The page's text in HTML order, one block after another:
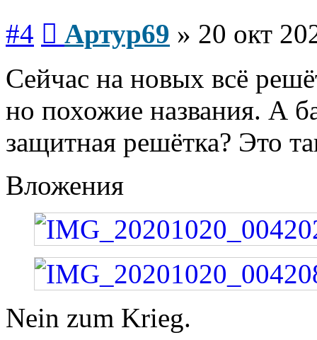
#4 Артур69 » 20 окт
Сейчас на новых всё
но похожие названия. А
защитная решётка? Это
Вложения
Nein zum Krieg.